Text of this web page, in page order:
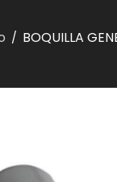
/ BOQUILLA